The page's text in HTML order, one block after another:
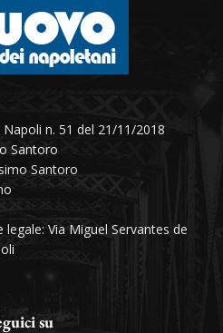
n. 51 del 21/11/2018
Santoro
Santoro
Via Miguel Servantes de
su